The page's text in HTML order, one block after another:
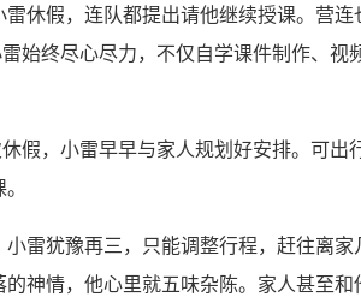
休假，连队都提出请他继续授课。营
始终尽心尽力，不仅自学课件制作、视
假，小雷早早与家人规划好安排。可出
雷犹豫再三，只能调整行程，赶往离
神情，他心里就五味杂陈。家人甚至和